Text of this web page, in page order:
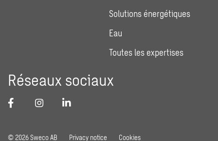
Solutions énergétiques
Eau
Toutes les expertises
Réseaux sociaux
© 2026 Sweco AB Privacy notice Cookies